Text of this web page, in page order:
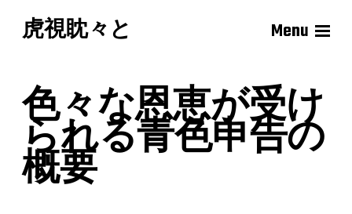
虎視眈々と Menu
色々な恩恵が受け
られる青色申告の
概要